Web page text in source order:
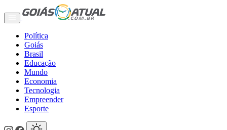
Política
Goiás
Brasil
Educação
Mundo
Economia
Tecnologia
Empreender
Esporte